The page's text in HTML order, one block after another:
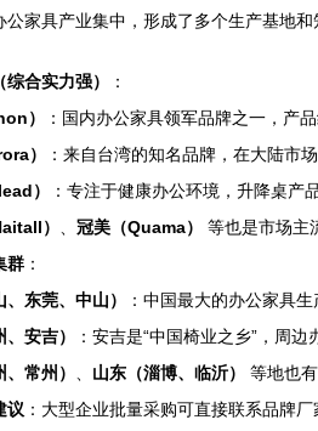
公家具产业集中，形成了多个生产基地和
合实力强）
：
）
：国内办公家具领军品牌之一，产
）
：来自台湾的知名品牌，在大陆市
）
：专注于健康办公环境，升降桌产
）
冠美（Quama）
等也是市场主
群 ：
东莞、中山）
：中国最大的办公家具
安吉）
：安吉是“中国椅业之乡”，周边
常州）
山东（淄博、临沂）
等地也
议 ：大型企业批量采购可直接联系品牌